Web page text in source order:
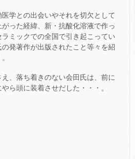
学との出会いやそれを切欠として
った経緯、新・抗酸化溶液で作っ
ミックでの全国で引き起こってい
発著作が出版されたこと等々を紹
、落ち着きのない会田氏は、前に
ら頭に装着させだした・・・。